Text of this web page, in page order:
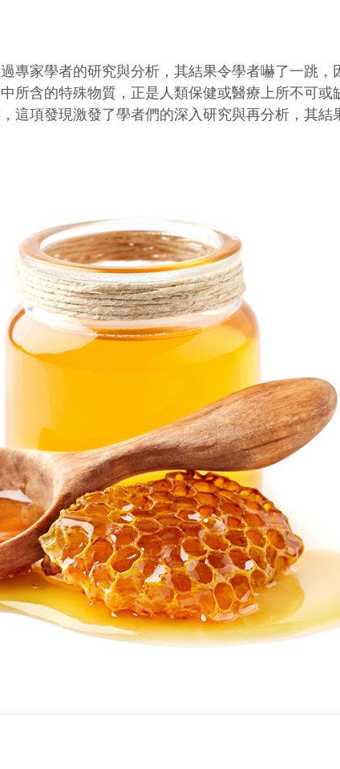
專家學者的研究與分析，其結果令學者嚇了一跳，
所含的特殊物質，正是人類保健或醫療上所不可或
這項發現激發了學者們的深入研究與再分析，其結